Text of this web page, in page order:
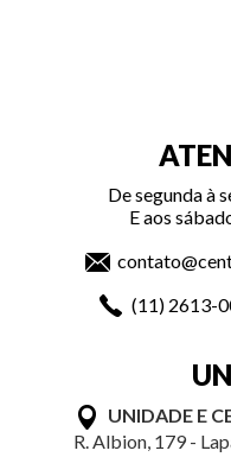
De segunda à
E aos
(11) 2613-
UNIDADE E
R. Albion, 179 -